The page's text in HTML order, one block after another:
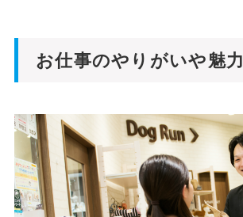
お仕事のやりがいや魅力